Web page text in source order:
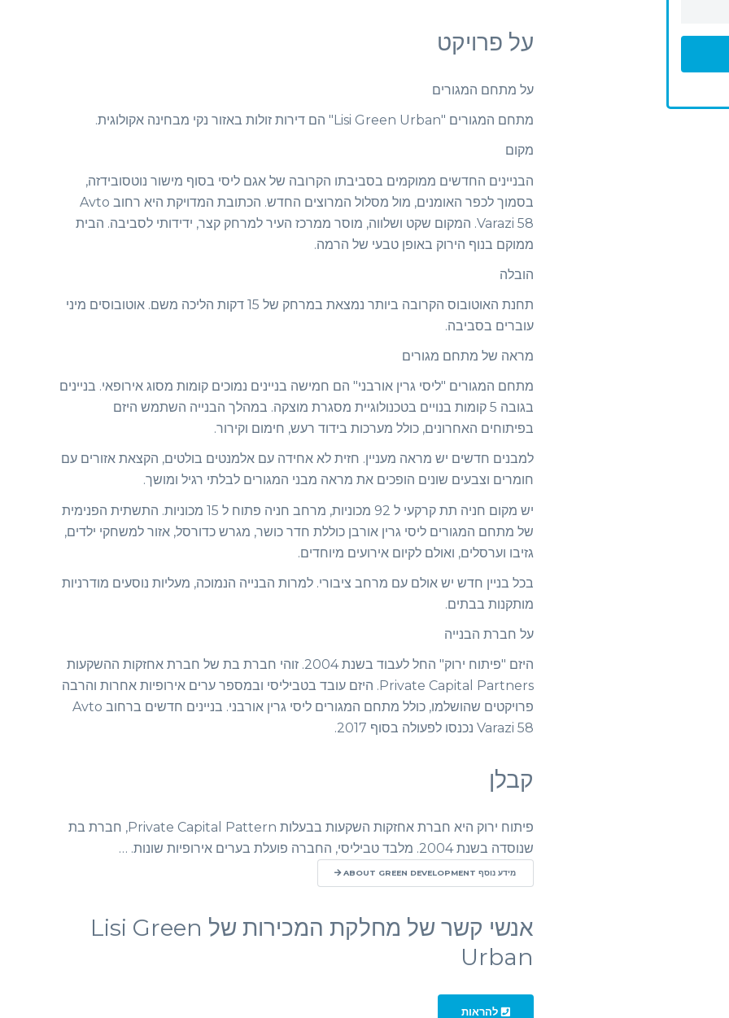
על פרויקט
על מתחם המגורים
מתחם המגורים "Lisi Green Urban" הם דירות זולות באזור נקי מבחינה אקולוגית.
מקום
הבניינים החדשים ממוקמים בסביבתו הקרובה של אגם ליסי בסוף מישור נוטסובידזה,
בסמוך לכפר האומנים, מול מסלול המרוצים החדש. הכתובת המדויקת היא רחוב Avto
Varazi 58. המקום שקט ושלווה, מוסר ממרכז העיר למרחק קצר, ידידותי לסביבה. הבית
ממוקם בנוף הירוק באופן טבעי של הרמה.
הובלה
תחנת האוטובוס הקרובה ביותר נמצאת במרחק של 15 דקות הליכה משם. אוטובוסים מיני
עוברים בסביבה.
מראה של מתחם מגורים
מתחם המגורים "ליסי גרין אורבני" הם חמישה בניינים נמוכים קומות מסוג אירופאי. בניינים
בגובה 5 קומות בנויים בטכנולוגיית מסגרת מוצקה. במהלך הבנייה השתמש היזם
בפיתוחים האחרונים, כולל מערכות בידוד רעש, חימום וקירור.
למבנים חדשים יש מראה מעניין. חזית לא אחידה עם אלמנטים בולטים, הקצאת אזורים עם
חומרים וצבעים שונים הופכים את מראה מבני המגורים לבלתי רגיל ומושך.
יש מקום חניה תת קרקעי ל 92 מכוניות, מרחב חניה פתוח ל 15 מכוניות. התשתית הפנימית
של מתחם המגורים ליסי גרין אורבן כוללת חדר כושר, מגרש כדורסל, אזור למשחקי ילדים,
גזיבו וערסלים, ואולם לקיום אירועים מיוחדים.
בכל בניין חדש יש אולם עם מרחב ציבורי. למרות הבנייה הנמוכה, מעליות נוסעים מודרניות
מותקנות בבתים.
על חברת הבנייה
היזם "פיתוח ירוק" החל לעבוד בשנת 2004. זוהי חברת בת של חברת אחזקות ההשקעות
Private Capital Partners. היזם עובד בטביליסי ובמספר ערים אירופיות אחרות והרבה
פרויקטים שהושלמו, כולל מתחם המגורים ליסי גרין אורבני. בניינים חדשים ברחוב Avto
Varazi 58 נכנסו לפעולה בסוף 2017.
קבלן
פיתוח ירוק היא חברת אחזקות השקעות בבעלות Private Capital Pattern, חברת בת
שנוסדה בשנת 2004. מלבד טביליסי, החברה פועלת בערים אירופיות שונות. …
מידע נוסף ABOUT GREEN DEVELOPMENT
אנשי קשר של מחלקת המכירות של Lisi Green
Urban
להראות